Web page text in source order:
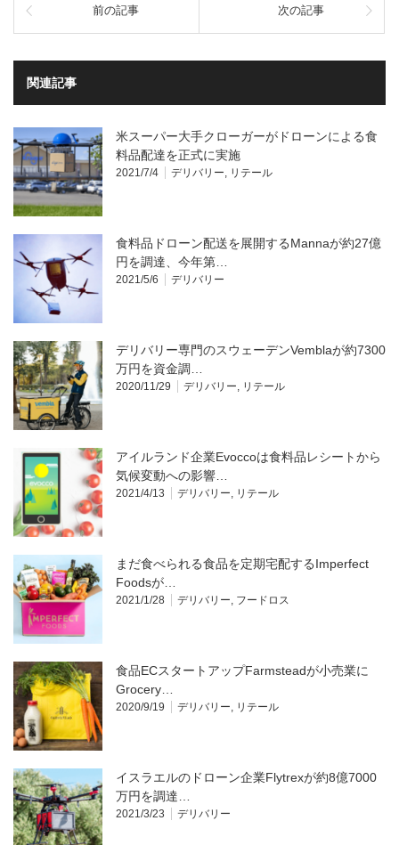
前の記事 次の記事
関連記事
米スーパー大手クローガーがドローンによる食
料品配達を正式に実施
2021/7/4 デリバリー, リテール
食料品ドローン配送を展開するMannaが約27億
円を調達、今年第…
2021/5/6 デリバリー
デリバリー専門のスウェーデンVemblaが約7300
万円を資金調…
2020/11/29 デリバリー, リテール
アイルランド企業Evoccoは食料品レシートから
気候変動への影響…
2021/4/13 デリバリー, リテール
まだ食べられる食品を定期宅配するImperfect
Foodsが…
2021/1/28 デリバリー, フードロス
食品ECスタートアップFarmsteadが小売業に
Grocery…
2020/9/19 デリバリー, リテール
イスラエルのドローン企業Flytrexが約8億7000
万円を調達…
2021/3/23 デリバリー